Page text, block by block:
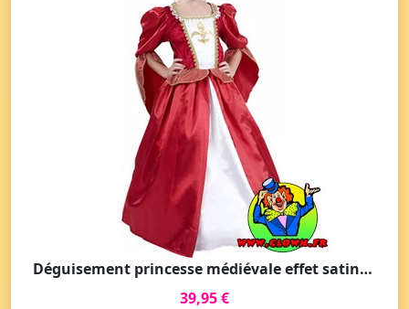
Déguisement princesse médiévale effet satiné fille
39,95 €